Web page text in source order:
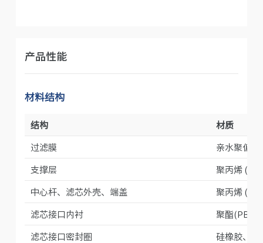
产品性能
材料结构
结构
材质
过滤膜
亲水聚偏二
支撑层
聚丙烯 (PP)
中心杆、滤芯外壳、端盖
聚丙烯 (PP)
滤芯接口内衬
聚酯(PBT)
滤芯接口密封圈
硅橡胶、